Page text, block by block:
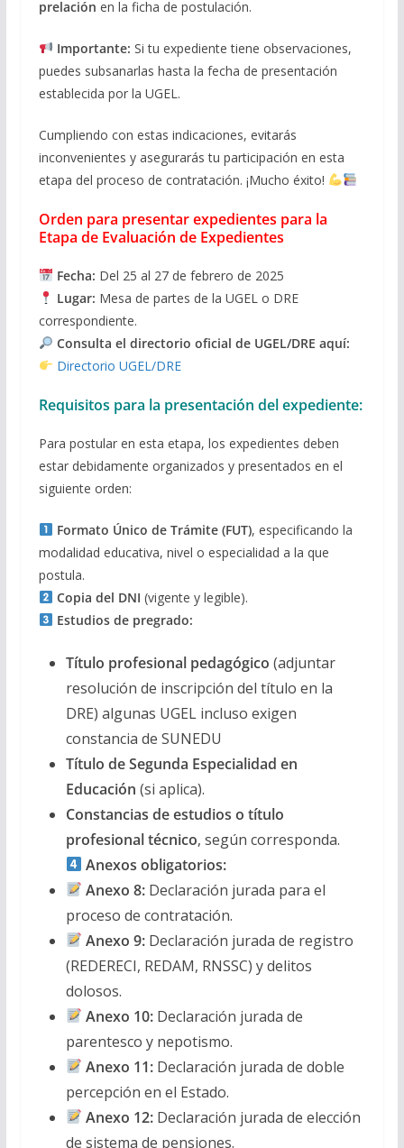
prelación en la ficha de postulación.
Importante: Si tu expediente tiene observaciones,
puedes subsanarlas hasta la fecha de presentación
establecida por la UGEL.
Cumpliendo con estas indicaciones, evitarás
inconvenientes y asegurarás tu participación en esta
etapa del proceso de contratación. ¡Mucho éxito!
Orden para presentar expedientes para la
Etapa de Evaluación de Expedientes
Fecha: Del 25 al 27 de febrero de 2025
Lugar: Mesa de partes de la UGEL o DRE
correspondiente.
Consulta el directorio oficial de UGEL/DRE aquí:
Directorio UGEL/DRE
Requisitos para la presentación del expediente:
Para postular en esta etapa, los expedientes deben
estar debidamente organizados y presentados en el
siguiente orden:
Formato Único de Trámite (FUT), especificando la
modalidad educativa, nivel o especialidad a la que
postula.
Copia del DNI (vigente y legible).
Estudios de pregrado:
Título profesional pedagógico (adjuntar
resolución de inscripción del título en la
DRE) algunas UGEL incluso exigen
constancia de SUNEDU
Título de Segunda Especialidad en
Educación (si aplica).
Constancias de estudios o título
profesional técnico, según corresponda.
Anexos obligatorios:
Anexo 8:Declaración jurada para el
proceso de contratación.
Anexo 9:Declaración jurada de registro
(REDERECI, REDAM, RNSSC) y delitos
dolosos.
Anexo 10:Declaración jurada de
parentesco y nepotismo.
Anexo 11:Declaración jurada de doble
percepción en el Estado.
Anexo 12:Declaración jurada de elección
de sistema de pensiones.